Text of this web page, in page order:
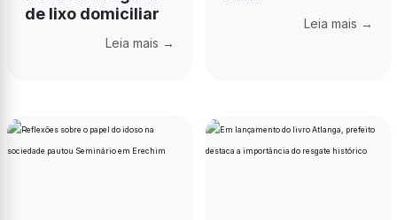
de lixo domiciliar
Leia mais →
Leia mais →